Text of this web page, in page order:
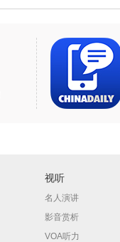
视听
名人演讲
影音赏析
VOA听力